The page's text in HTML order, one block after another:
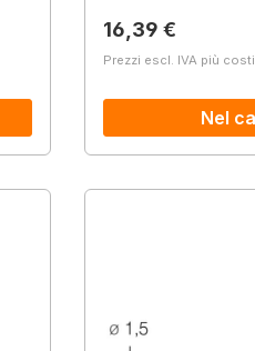
Prezzo normale:
16,39 €
Prezzi escl. IVA più
Nel